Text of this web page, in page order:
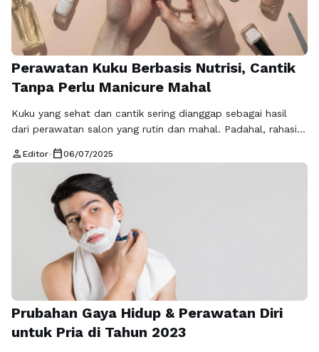
Perawatan Kuku Berbasis Nutrisi, Cantik
Tanpa Perlu Manicure Mahal
Kuku yang sehat dan cantik sering dianggap sebagai hasil
dari perawatan salon yang rutin dan mahal. Padahal, rahasia
sesuatu yang lebih sederhana dan alami: nutrisi yang tepat.
Perawatan kuku berbasis nutrisi menjadi tren baru yang
semakin diminati karena lebih ekonomis, aman, dan
berkelanjutan dalam jangka …
person Editor• calendar_today06/07/2025
Prubahan Gaya Hidup & Perawatan Diri
untuk Pria di Tahun 2023